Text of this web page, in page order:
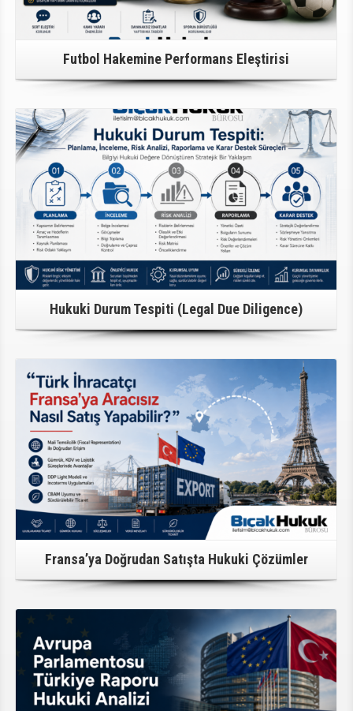
Futbol Hakemine Performans Eleştirisi
Detaylı Bilgi
Hukuki Durum Tespiti (Legal Due Diligence)
Detaylı Bilgi
Fransa’ya Doğrudan Satışta Hukuki Çözümler
Detaylı Bilgi